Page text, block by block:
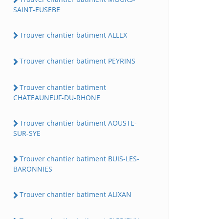
SAINT-EUSEBE
Trouver chantier batiment ALLEX
Trouver chantier batiment PEYRINS
Trouver chantier batiment
CHATEAUNEUF-DU-RHONE
Trouver chantier batiment AOUSTE-
SUR-SYE
Trouver chantier batiment BUIS-LES-
BARONNIES
Trouver chantier batiment ALIXAN